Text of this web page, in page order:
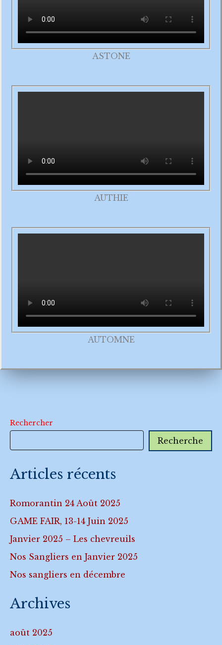
ASTONE
AUTHIE
AUTOMNE
Rechercher
Recherche
Articles récents
Romorantin 24 Août 2025
GAME FAIR, 13-14 Juin 2025
Janvier 2025 – Les chevreuils
Nos Sangliers en Janvier 2025
Nos sangliers en décembre
Archives
août 2025